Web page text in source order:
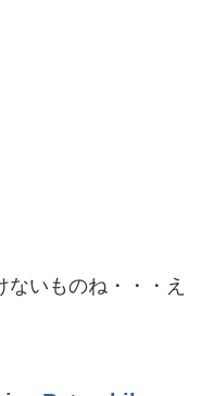
いものね・・・え